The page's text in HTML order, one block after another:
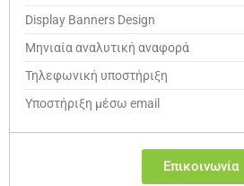
Display Banners Design
Μηνιαία αναλυτική αναφορά
Τηλεφωνική υποστήριξη
Υποστήριξη μέσω email
Επικοινωνία